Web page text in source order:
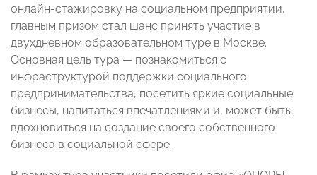
онлайн-стажировку на социальном предприятии,
главным призом стал шанс принять участие в
двухдневном образовательном туре в Москве.
Основная цель тура — познакомиться с
инфраструктурой поддержки социального
предпринимательства, посетить яркие социальные
бизнесы, напитаться впечатлениями и, может быть,
вдохновиться на создание своего собственного
бизнеса в социальной сфере.